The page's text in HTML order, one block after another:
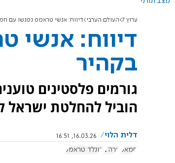
ערוץ 7 העולם הערבי דיווח: אנשי טראמפ נפגשו עם
דיווח: אנשי
בקהיר
גורמים פלסטינים
הוביל להחלטת ישראל
דלית הלוי
16.03.26, 16:51
חמאס ארה"ב דונלד טראמפ